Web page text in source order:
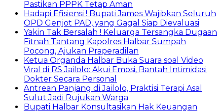
Pastikan PPPK Tetap Aman
Hadapi Efisiensi ! Bupati James Wajibkan Seluruh
OPD Genjot PAD, yang Gagal Siap Dievaluasi
Yakin Tak Bersalah ! Keluarga Tersangka Dugaan
Fitnah Tantang Kapolres Halbar Sumpah
Pocong, Ajukan Praperadilan
Ketua Organda Halbar Buka Suara soal Video
Viral di RS Jailolo: Akui Emosi, Bantah Intimidasi
Dokter Secara Personal
Antrean Panjang di Jailolo, Praktisi Terapi Asal
Sulut Jadi Rujukan Warga
Bupati Halbar Konsultasikan Hak Keuangan